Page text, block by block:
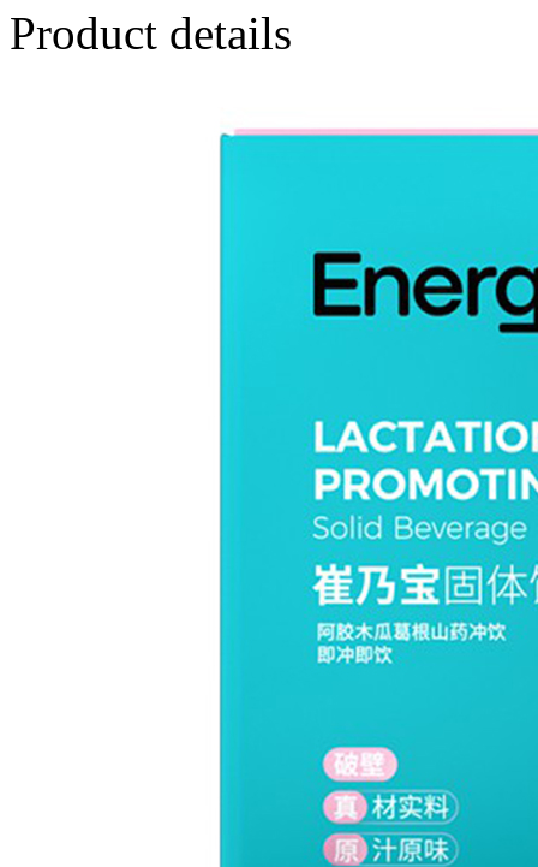
Product details